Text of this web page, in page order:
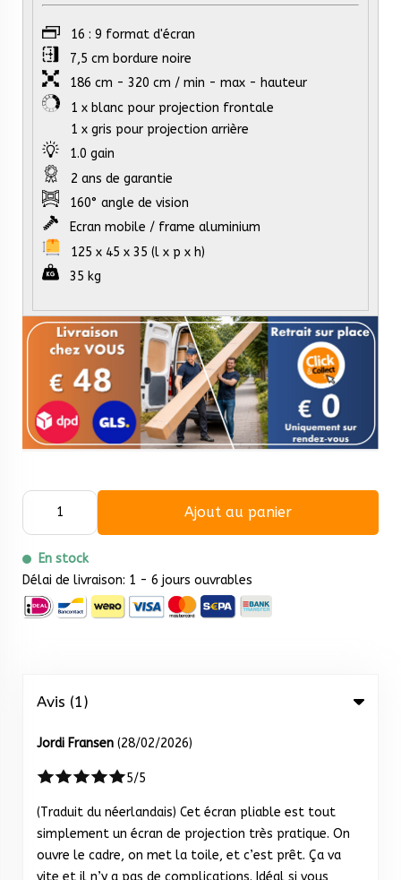
16 : 9 format d'écran
7,5 cm bordure noire
186 cm - 320 cm / min - max - hauteur
1 x blanc pour projection frontale
1 x gris pour projection arrière
1.0 gain
2 ans de garantie
160° angle de vision
Ecran mobile / frame aluminium
125 x 45 x 35 (l x p x h)
35 kg
Ajout au panier
En stock
Délai de livraison: 1 - 6 jours ouvrables
Avis (1)
Jordi Fransen (28/02/2026)
5/5
(Traduit du néerlandais) Cet écran pliable est tout
simplement un écran de projection très pratique. On
ouvre le cadre, on met la toile, et c’est prêt. Ça va
vite et il n’y a pas de complications. Idéal si vous